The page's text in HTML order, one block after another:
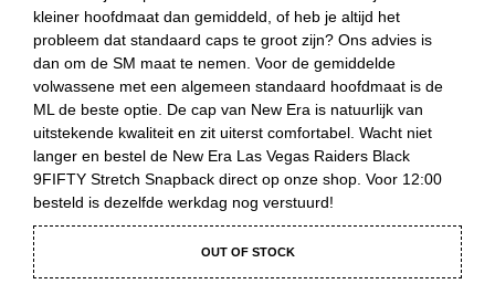
kleiner hoofdmaat dan gemiddeld, of heb je altijd het
probleem dat standaard caps te groot zijn? Ons advies is
dan om de SM maat te nemen. Voor de gemiddelde
volwassene met een algemeen standaard hoofdmaat is de
ML de beste optie. De cap van New Era is natuurlijk van
uitstekende kwaliteit en zit uiterst comfortabel. Wacht niet
langer en bestel de New Era Las Vegas Raiders Black
9FIFTY Stretch Snapback direct op onze shop. Voor 12:00
besteld is dezelfde werkdag nog verstuurd!
OUT OF STOCK